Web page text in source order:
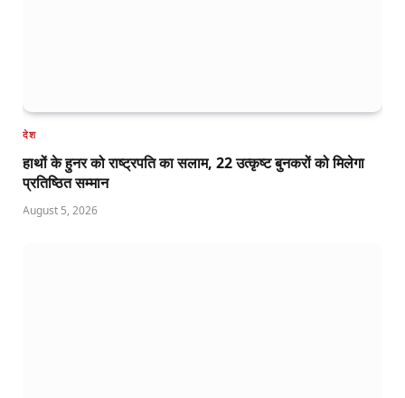
देश
हाथों के हुनर को राष्ट्रपति का सलाम, 22 उत्कृष्ट बुनकरों को मिलेगा
प्रतिष्ठित सम्मान
August 5, 2026